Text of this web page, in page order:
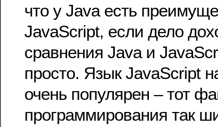
что у Java есть
JavaScript, если дело
сравнения Java и
просто. Язык JavaScript
очень популярен – тот
программирования так